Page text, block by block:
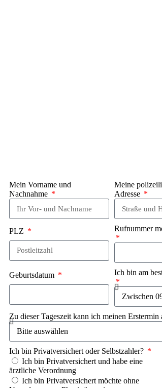
Mein Vorname und
Nachnahme
Meine
Adresse
PLZ Rufnummer
Geburtsdatum Ich bin am
Zu dieser Tageszeit kann ich meinen Erstermin
Ich bin Privatversichert oder Selbstzahler?
Ich bin Privatversichert und habe eine
ärztliche Verordnung
Ich bin Privatversichert möchte ohne